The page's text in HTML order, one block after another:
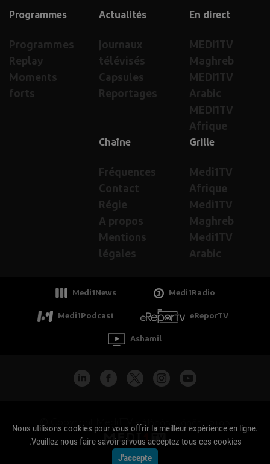
En direct
MEDI1TV
Maghreb
MEDI1TV
Arabic
MEDI1TV
Afrique
Actualités
Journaux
télévisés
Capsules
Reportages
Programmes
Programmes
Replay
Moments
forts
Grille
Medi1TV
Afrique
Medi1TV
Maghreb
Medi1TV
Arabic
Chaîne
Fréquences
Contact
Régie
A propos
Mentions
légales
Medi1News Medi1Radio
Medi1Podcast eReporTV
Ashamil
جميع الحقوق محفوظة - Copyright Medi1TV ©
Nous utilisons cookies pour vous offrir la meilleur expérience en ligne.
Veuillez nous faire savoir si vous acceptez tous ces cookies.
J'accepte